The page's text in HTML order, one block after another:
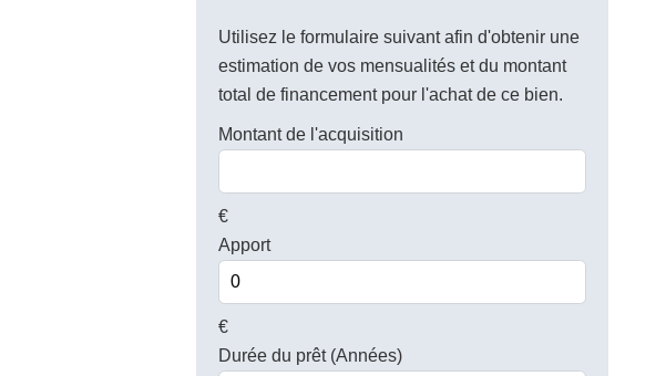
Utilisez le formulaire suivant afin d'obtenir une
estimation de vos mensualités et du montant
total de financement pour l'achat de ce bien.
Montant de l'acquisition
€
Apport
€
Durée du prêt (Années)